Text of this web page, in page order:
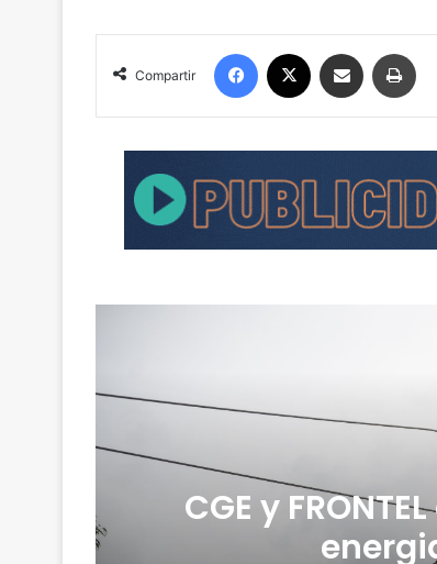
Compartir
CGE y